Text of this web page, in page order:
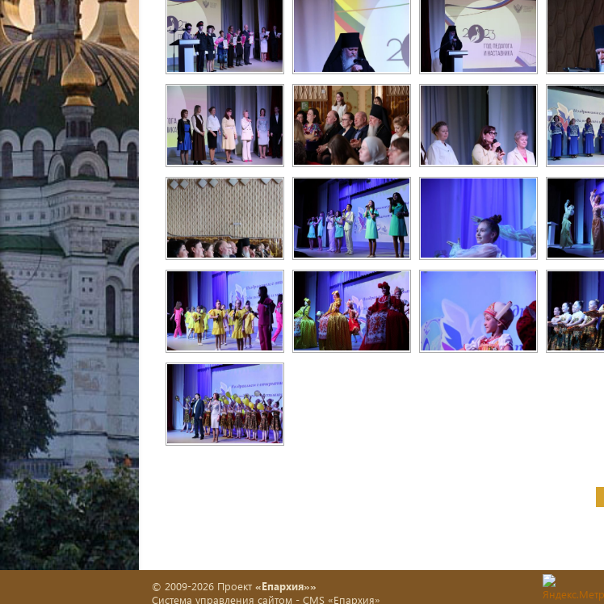
© 2009-2026 Проект «Епархия»»
Система управления сайтом - CMS «Епархия»